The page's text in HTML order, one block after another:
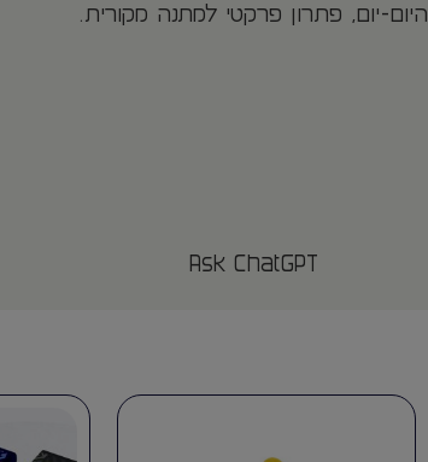
היום-יום, פתרון פרקטי למתנה מקורית.
Ask ChatGPT